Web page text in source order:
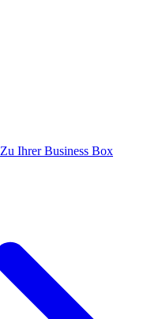
Zu Ihrer Business Box